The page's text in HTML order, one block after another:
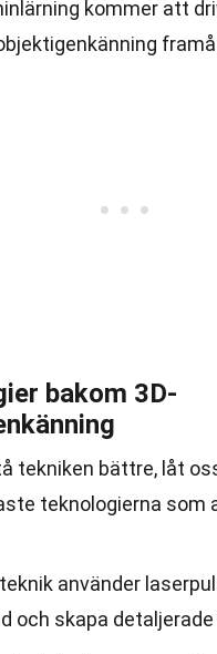
kommer att
bakom 3D-
tekniken bättre, låt
teknologierna som
teknik använder
och skapa detaljerade